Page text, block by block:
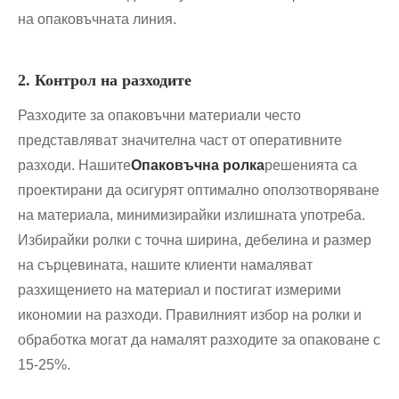
на опаковъчната линия.
2. Контрол на разходите
Разходите за опаковъчни материали често
представляват значителна част от оперативните
разходи. НашитеОпаковъчна ролкарешенията са
проектирани да осигурят оптимално оползотворяване
на материала, минимизирайки излишната употреба.
Избирайки ролки с точна ширина, дебелина и размер
на сърцевината, нашите клиенти намаляват
разхищението на материал и постигат измерими
икономии на разходи. Правилният избор на ролки и
обработка могат да намалят разходите за опаковане с
15-25%.